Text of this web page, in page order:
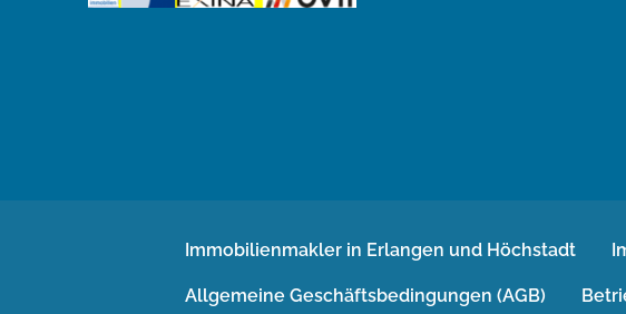
Immobilienmakler in Erlangen und Höchstadt
Allgemeine Geschäftsbedingungen (AGB)